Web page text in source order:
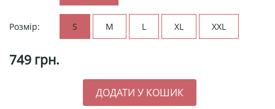
Розмір: S M L XL XXL
749 грн.